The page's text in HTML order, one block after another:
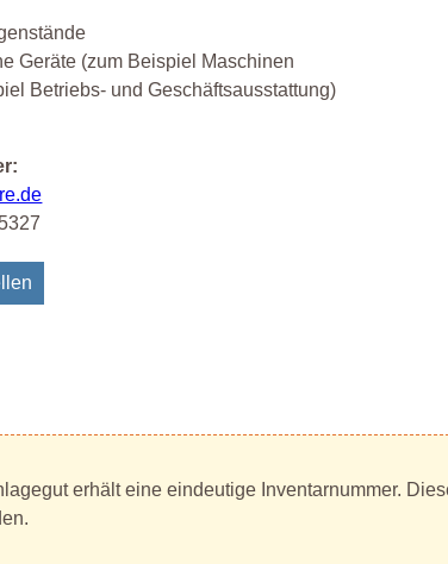
Geräte (zum Beispiel Maschinen
Betriebs- und Geschäftsausstattung)
erhält eine eindeutige Inventarnummer.